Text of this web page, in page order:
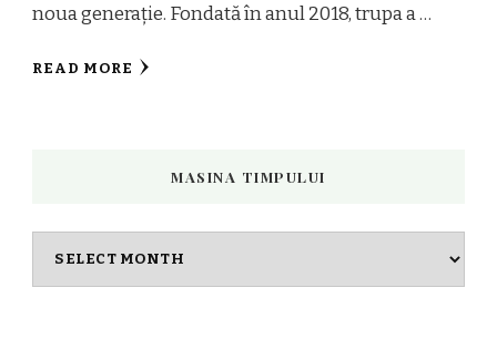
noua generație. Fondată în anul 2018, trupa a …
READ MORE
MASINA TIMPULUI